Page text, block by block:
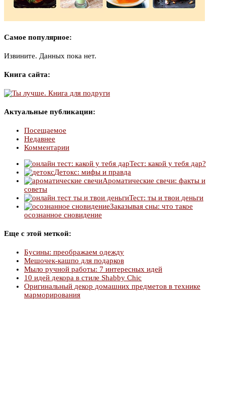
Самое популярное:
Извините. Данных пока нет.
Книга сайта:
Актуальные публикации:
Посещаемое
Недавнее
Комментарии
Тест: какой у тебя дар?
Детокс: мифы и правда
Ароматические свечи: факты и
советы
Тест: ты и твои деньги
Заказывая сны: что такое
осознанное сновидение
Еще с этой меткой:
Бусины: преображаем одежду
Мешочек-кашпо для подарков
Мыло ручной работы: 7 интересных идей
10 идей декора в стиле Shabby Chic
Оригинальный декор домашних предметов в технике
марморирования